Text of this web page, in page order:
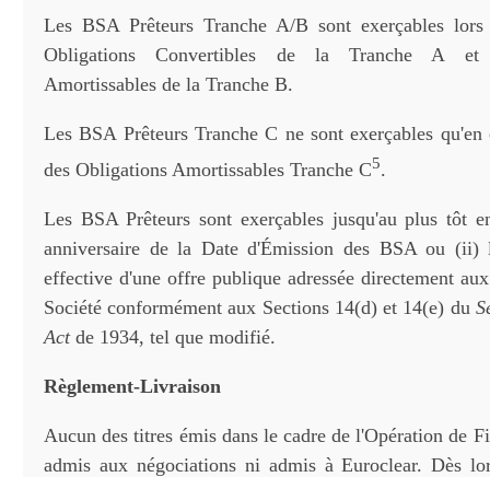
Les BSA Prêteurs Tranche A/B sont exerçables
Obligations Convertibles de la Tranche A et
Amortissables de la Tranche B.
Les BSA Prêteurs Tranche C ne sont exerçables
des Obligations Amortissables Tranche C5.
Les BSA Prêteurs sont exerçables jusqu'au plus tôt
anniversaire de la Date d'Émission des BSA ou (ii)
effective d'une offre publique adressée directement
Société conformément aux Sections 14(d) et 14(e) du
Actde 1934, tel que modifié.
Règlement-Livraison
Aucun des titres émis dans le cadre de l'Opération de
admis aux négociations ni admis à Euroclear. Dès